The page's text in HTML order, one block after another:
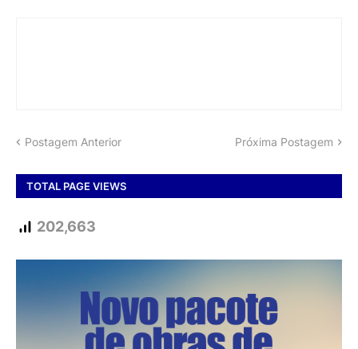
Postagem Anterior Próxima Postagem
TOTAL PAGE VIEWS
202,663